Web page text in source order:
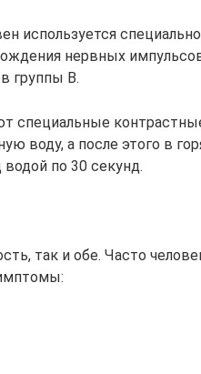
используется
нервных
группы B.
специальные
воду, а после этого в
по 30 секунд.
так и обе. Часто